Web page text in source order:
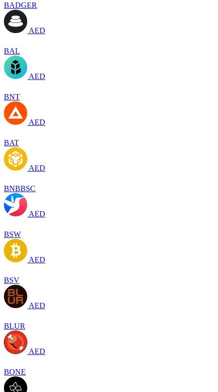
BADGER
AED
BAL
AED
BNT
AED
BAT
AED
BNBBSC
AED
BSW
AED
BSV
AED
BLUR
AED
BONE